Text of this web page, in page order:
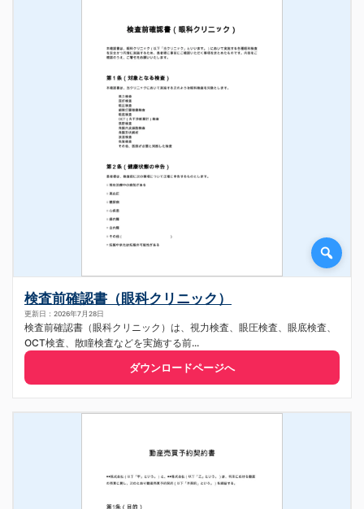
検査前確認書（眼科クリニック）
更新日：2026年7月28日
検査前確認書（眼科クリニック）は、視力検査、眼圧検査、眼底検査、
OCT検査、散瞳検査などを実施する前...
ダウンロードページへ